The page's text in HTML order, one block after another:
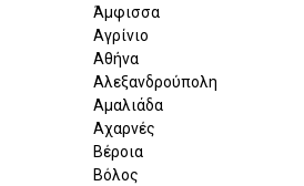
Άμφισσα
Αγρίνιο
Αθήνα
Αλεξανδρούπολη
Αμαλιάδα
Αχαρνές
Βέροια
Βόλος